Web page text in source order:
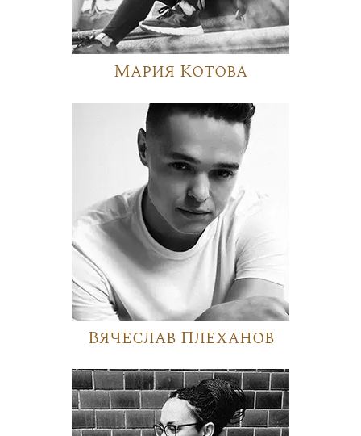
Мария Котова
Вячеслав Плеханов